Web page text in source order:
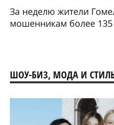
За неделю жители
мошенникам более 135
ШОУ-БИЗ, МОДА И